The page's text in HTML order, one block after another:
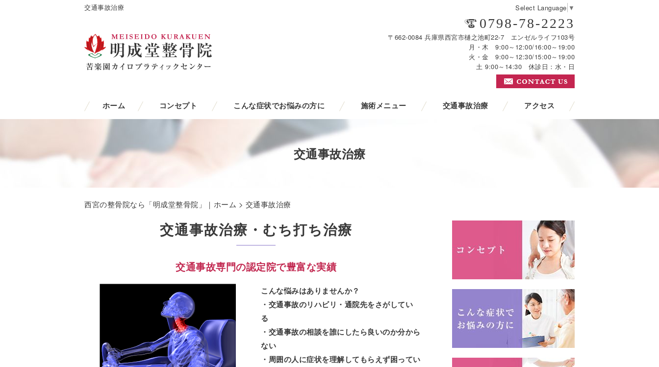
交通事故治療 Select Language ▼
0798-78-2223
〒662-0084 兵庫県西宮市樋之池町22-7 エンゼルライフ103号
月・木 9:00～12:00/16:00～19:00
火・金 9:00～12:30/15:00～19:00
土 9:00～14:30 休診日：水・日
ホーム コンセプト こんな症状でお悩みの方に 施術メニュー 交通事故治療 アクセス
交通事故治療
西宮の整骨院なら「明成堂整骨院」｜ホーム > 交通事故治療
交通事故治療・むち打ち治療
交通事故専門の認定院で豊富な実績
こんな悩みはありませんか？
・交通事故のリハビリ・通院先をさがしてい
る
・交通事故の相談を誰にしたら良いのか分から
ない
・周囲の人に症状を理解してもらえず困ってい